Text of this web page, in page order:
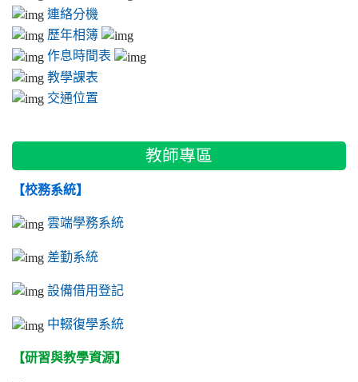
連絡分機
歷年相簿
作息時間表
教學課表
交通位置
教師專區
【校務系統】
雲端學務系統
差勤系統
設備借用登記
中輟復學系統
【研習與教學資源】